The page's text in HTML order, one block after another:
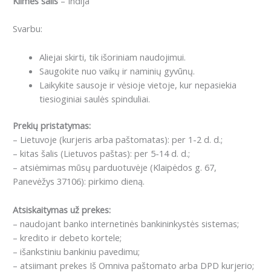
Svarbu:
Aliejai skirti, tik išoriniam naudojimui.
Saugokite nuo vaikų ir naminių gyvūnų.
Laikykite sausoje ir vėsioje vietoje, kur nepasiekia
tiesioginiai saulės spinduliai.
Prekių pristatymas:
– Lietuvoje (kurjeris arba paštomatas): per 1-2 d. d.;
– kitas šalis (Lietuvos paštas): per 5-14 d. d.;
– atsiėmimas mūsų parduotuvėje (Klaipėdos g. 67,
Panevėžys 37106): pirkimo dieną.
Atsiskaitymas už prekes:
– naudojant banko internetinės bankininkystės sistemas;
– kredito ir debeto kortele;
– išankstiniu bankiniu pavedimu;
– atsiimant prekes Iš Omniva paštomato arba DPD kurjerio;